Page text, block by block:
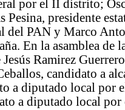
por el II distrito;
presidente
del PAN y Marco
En la asamblea de
Ramirez
candidato a
a diputado local
a diputado local